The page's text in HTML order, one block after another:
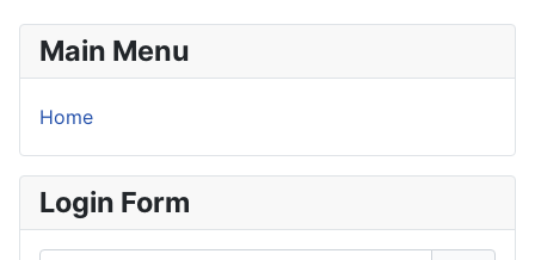
Main Menu
Home
Login Form